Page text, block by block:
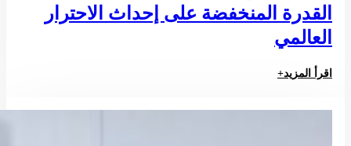
القدرة المنخفضة على إحداث الاحترار
العالمي
اقرأ المزيد+